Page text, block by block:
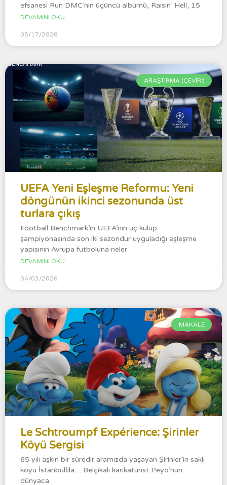
efsanesi Run DMC’nin üçüncü albümü, Raisin’ Hell, 15
DEVAMINI OKU
05/17/2026
ARAŞTIRMA (ÇEVİRİ)
UEFA Yeni Eşleşme Reformu: Yeni
döngünün ikinci sezonunda üst
turlara çıkış
Football Benchmark’ın UEFA’nın üç kulüp
şampiyonasında son iki sezondur uyguladığı eşleşme
yapısının Avrupa futboluna neler
DEVAMINI OKU
04/03/2026
MAKALE
Le Schtroumpf Expérience: Şirinler
Köyü Sergisi
65 yılı aşkın bir süredir aramızda yaşayan Şirinler’in saklı
köyü İstanbul’da… Belçikalı karikatürist Peyo’nun
dünyaca